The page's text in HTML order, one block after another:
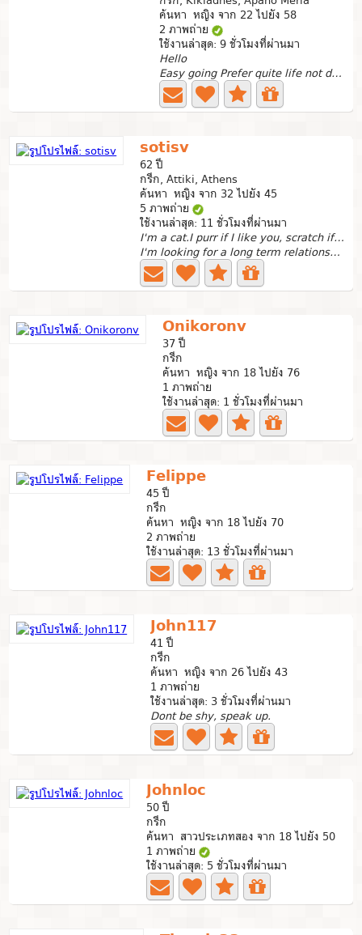
ค้นหา หญิง จาก 22 ไปยัง 58
2 ภาพถ่าย
ใช้งานล่าสุด: 9 ชั่วโมงที่ผ่านมา
Hello
Easy going Prefer quite life not drinking or smoking
sotisv
62 ปี
กรีก, Attiki, Athens
ค้นหา หญิง จาก 32 ไปยัง 45
5 ภาพถ่าย
ใช้งานล่าสุด: 11 ชั่วโมงที่ผ่านมา
I'm a cat.I purr if I like you, scratch if I don't
I'm looking for a long term relationship. Someone to be...
Onikoronv
37 ปี
กรีก
ค้นหา หญิง จาก 18 ไปยัง 76
1 ภาพถ่าย
ใช้งานล่าสุด: 1 ชั่วโมงที่ผ่านมา
Felippe
45 ปี
กรีก
ค้นหา หญิง จาก 18 ไปยัง 70
2 ภาพถ่าย
ใช้งานล่าสุด: 13 ชั่วโมงที่ผ่านมา
John117
41 ปี
กรีก
ค้นหา หญิง จาก 26 ไปยัง 43
1 ภาพถ่าย
ใช้งานล่าสุด: 3 ชั่วโมงที่ผ่านมา
Dont be shy, speak up.
Johnloc
50 ปี
กรีก
ค้นหา สาวประเภทสอง จาก 18 ไปยัง 50
1 ภาพถ่าย
ใช้งานล่าสุด: 5 ชั่วโมงที่ผ่านมา